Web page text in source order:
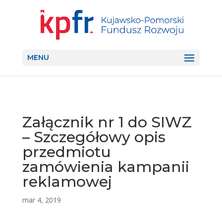
MENU
Załącznik nr 1 do SIWZ
– Szczegółowy opis
przedmiotu
zamówienia kampanii
reklamowej
mar 4, 2019